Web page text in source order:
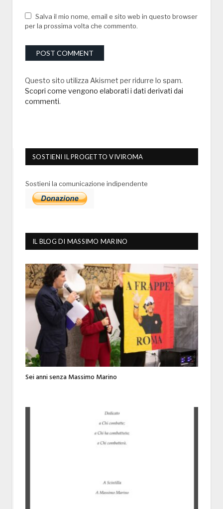
Salva il mio nome, email e sito web in questo browser
per la prossima volta che commento.
Questo sito utilizza Akismet per ridurre lo spam.
Scopri come vengono elaborati i dati derivati dai
commenti.
SOSTIENI IL PROGETTO VIVIROMA
Sostieni la comunicazione indipendente
IL BLOG DI MASSIMO MARINO
Sei anni senza Massimo Marino